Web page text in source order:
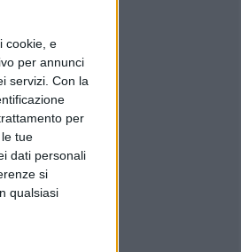
cookie, e
per annunci
servizi. Con la
per
tue
dati personali
si
qualsiasi